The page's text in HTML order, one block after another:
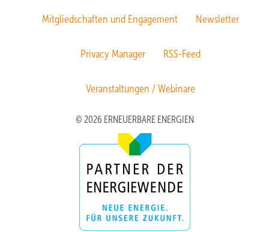
Mitgliedschaften und Engagement Newsletter
Privacy Manager RSS-Feed
Veranstaltungen / Webinare
© 2026 ERNEUERBARE ENERGIEN